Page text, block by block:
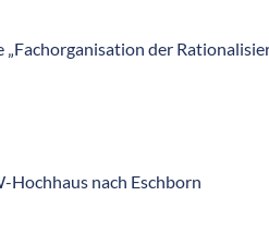
der
Hochhaus nach Eschborn